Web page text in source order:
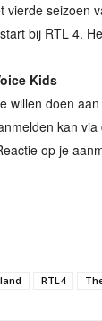
vierde seizoen
bij RTL 4.
Kids
willen doen
kan via
op je
RTL4